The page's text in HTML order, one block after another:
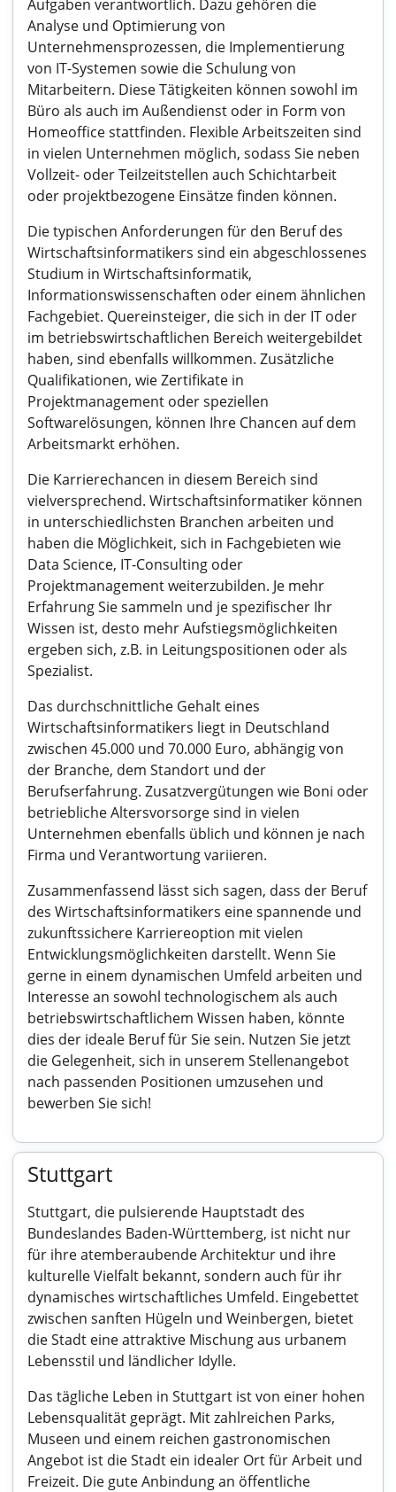
Aufgaben verantwortlich. Dazu gehören die
Analyse und Optimierung von
Unternehmensprozessen, die Implementierung
von IT-Systemen sowie die Schulung von
Mitarbeitern. Diese Tätigkeiten können sowohl im
Büro als auch im Außendienst oder in Form von
Homeoffice stattfinden. Flexible Arbeitszeiten sind
in vielen Unternehmen möglich, sodass Sie neben
Vollzeit- oder Teilzeitstellen auch Schichtarbeit
oder projektbezogene Einsätze finden können.
Die typischen Anforderungen für den Beruf des
Wirtschaftsinformatikers sind ein abgeschlossenes
Studium in Wirtschaftsinformatik,
Informationswissenschaften oder einem ähnlichen
Fachgebiet. Quereinsteiger, die sich in der IT oder
im betriebswirtschaftlichen Bereich weitergebildet
haben, sind ebenfalls willkommen. Zusätzliche
Qualifikationen, wie Zertifikate in
Projektmanagement oder speziellen
Softwarelösungen, können Ihre Chancen auf dem
Arbeitsmarkt erhöhen.
Die Karrierechancen in diesem Bereich sind
vielversprechend. Wirtschaftsinformatiker können
in unterschiedlichsten Branchen arbeiten und
haben die Möglichkeit, sich in Fachgebieten wie
Data Science, IT-Consulting oder
Projektmanagement weiterzubilden. Je mehr
Erfahrung Sie sammeln und je spezifischer Ihr
Wissen ist, desto mehr Aufstiegsmöglichkeiten
ergeben sich, z.B. in Leitungspositionen oder als
Spezialist.
Das durchschnittliche Gehalt eines
Wirtschaftsinformatikers liegt in Deutschland
zwischen 45.000 und 70.000 Euro, abhängig von
der Branche, dem Standort und der
Berufserfahrung. Zusatzvergütungen wie Boni oder
betriebliche Altersvorsorge sind in vielen
Unternehmen ebenfalls üblich und können je nach
Firma und Verantwortung variieren.
Zusammenfassend lässt sich sagen, dass der Beruf
des Wirtschaftsinformatikers eine spannende und
zukunftssichere Karriereoption mit vielen
Entwicklungsmöglichkeiten darstellt. Wenn Sie
gerne in einem dynamischen Umfeld arbeiten und
Interesse an sowohl technologischem als auch
betriebswirtschaftlichem Wissen haben, könnte
dies der ideale Beruf für Sie sein. Nutzen Sie jetzt
die Gelegenheit, sich in unserem Stellenangebot
nach passenden Positionen umzusehen und
bewerben Sie sich!
Stuttgart
Stuttgart, die pulsierende Hauptstadt des
Bundeslandes Baden-Württemberg, ist nicht nur
für ihre atemberaubende Architektur und ihre
kulturelle Vielfalt bekannt, sondern auch für ihr
dynamisches wirtschaftliches Umfeld. Eingebettet
zwischen sanften Hügeln und Weinbergen, bietet
die Stadt eine attraktive Mischung aus urbanem
Lebensstil und ländlicher Idylle.
Das tägliche Leben in Stuttgart ist von einer hohen
Lebensqualität geprägt. Mit zahlreichen Parks,
Museen und einem reichen gastronomischen
Angebot ist die Stadt ein idealer Ort für Arbeit und
Freizeit. Die gute Anbindung an öffentliche